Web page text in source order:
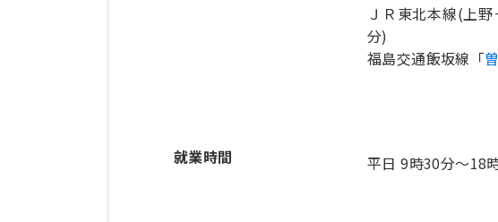
ＪＲ東北本線(上
分)
福島交通飯坂線「
就業時間 平日 9時30分〜18